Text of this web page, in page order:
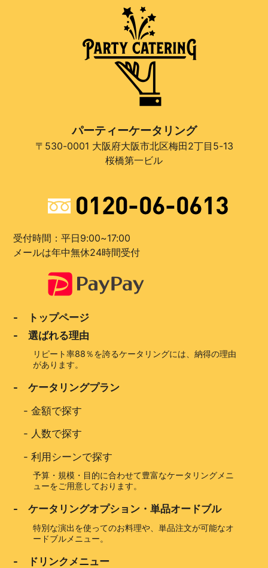
パーティーケータリング
〒530-0001 大阪府大阪市北区梅田2丁目5-13
桜橋第一ビル
受付時間：平日9:00~17:00
メールは年中無休24時間受付
- トップページ
- 選ばれる理由
リピート率88％を誇るケータリングには、納得の理由
があります。
- ケータリングプラン
-金額で探す
- 人数で探す
-利用シーンで探す
予算・規模・目的に合わせて豊富なケータリングメニ
ューをご用意しております。
- ケータリングオプション・単品オードブル
特別な演出を使ってのお料理や、単品注文が可能なオ
ードブルメニュー。
- ドリンクメニュー